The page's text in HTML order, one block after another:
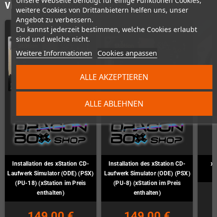
weitere Cookies von Drittanbietern helfen uns, unser
Angebot zu verbessern.
Du kannst jederzeit bestimmen, welche Cookies erlaubt
sind und welche nicht.
Weitere Informationen Cookies anpassen
ALLE ABLEHNEN
ALLE AKZEPTIEREN
Vielleicht wäre das auch was für Dich
Installation des xStation CD-
Laufwerk Simulator (ODE) (PSX)
(PU-18) (xStation im Preis
enthalten)
Installation des xStation CD-
Laufwerk Simulator (ODE) (PSX)
(PU-8) (xStation im Preis
enthalten)